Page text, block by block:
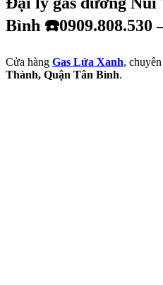
Bình ☎️0909.808.530
Cửa hàng Gas Lửa Xanh,
Thành, Quận Tân Bình.